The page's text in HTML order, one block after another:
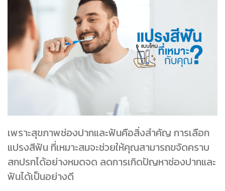
เพราะสุขภาพช่องปากและฟันคือสิ่งสำคัญ การเลือก
แปรงสีฟัน ที่เหมาะสมจะช่วยให้คุณสามารถขจัดคราบ
สกปรกได้อย่างหมดจด ลดการเกิดปัญหาช่องปากและ
ฟันได้เป็นอย่างดี